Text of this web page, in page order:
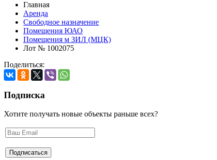
Главная
Аренда
Свободное назначение
Помещения ЮАО
Помещения м ЗИЛ (МЦК)
Лот № 1002075
Поделиться:
Подписка
Хотите получать новые объекты раньше всех?